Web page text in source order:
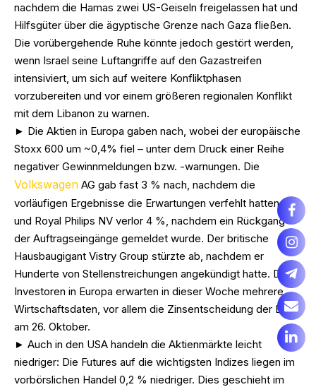
nachdem die Hamas zwei US-Geiseln freigelassen hat und
Hilfsgüter über die ägyptische Grenze nach Gaza fließen.
Die vorübergehende Ruhe könnte jedoch gestört werden,
wenn Israel seine Luftangriffe auf den Gazastreifen
intensiviert, um sich auf weitere Konfliktphasen
vorzubereiten und vor einem größeren regionalen Konflikt
mit dem Libanon zu warnen.
► Die Aktien in Europa gaben nach, wobei der europäische
Stoxx 600 um ~0,4% fiel – unter dem Druck einer Reihe
negativer Gewinnmeldungen bzw. -warnungen. Die
Volkswagen AG gab fast 3 % nach, nachdem die
vorläufigen Ergebnisse die Erwartungen verfehlt hatten,
und Royal Philips NV verlor 4 %, nachdem ein Rückgang
der Auftragseingänge gemeldet wurde. Der britische
Hausbaugigant Vistry Group stürzte ab, nachdem er
Hunderte von Stellenstreichungen angekündigt hatte. Die
Investoren in Europa erwarten in dieser Woche mehrere
Wirtschaftsdaten, vor allem die Zinsentscheidung der EZB
am 26. Oktober.
► Auch in den USA handeln die Aktienmärkte leicht
niedriger: Die Futures auf die wichtigsten Indizes liegen im
vorbörslichen Handel 0,2 % niedriger. Dies geschieht im